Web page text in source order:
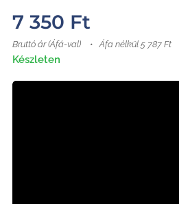
7 350 Ft
Bruttó ár (Áfá-val) Áfa nélkül 5 787 Ft
Készleten